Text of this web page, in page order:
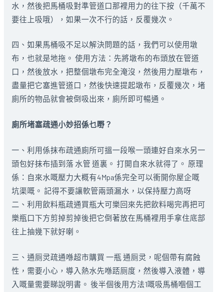
水，然後把馬桶吸對準管道口那裡用力的往下按（千萬不
要往上吸哦），如果一次不行的話，反覆幾次。
四、如果馬桶吸不足以解決問題的話，我們可以使用墩
布，也就是地拖。 使用方法：先將墩布的布頭放在管道
口，然後放水，把整個墩布完全淹沒，然後用力壓墩布，
盡量把它塞進管道口，然後快速提起墩布，反覆幾次，堵
廁所的物品就會被倒吸出來，廁所即可暢通。
廁所堵塞疏通小妙招係乜嘢？
一、利用係抹布疏通廁所可搵一段喉一頭連好自來水另一
頭包好抹布插到落 水管 道裏。 打開自來水就得了。 原理
係：自來水嘅壓力大概有4Mpa係完全可以衝開你屋企嘅
坑渠嘅。 記得不要讓軟管兩頭漏水，以保持壓力高呀
二、利用飲料瓶疏通買瓶大可樂回來先把飲料喝完再把可
樂瓶口下方剪掉剪掉後把它倒著放在馬桶裡用手拿住底部
往上抽幾下就好喇。
三、通厕灵疏通喺超市購買 一瓶 通厕灵，呢個帶有腐蝕
性，需要小心，導入熱水先喺踎厕度，然後導入液體，導
入嘅量需要睇說明書。 後半個後用方法1嘅吸馬桶嗰個工